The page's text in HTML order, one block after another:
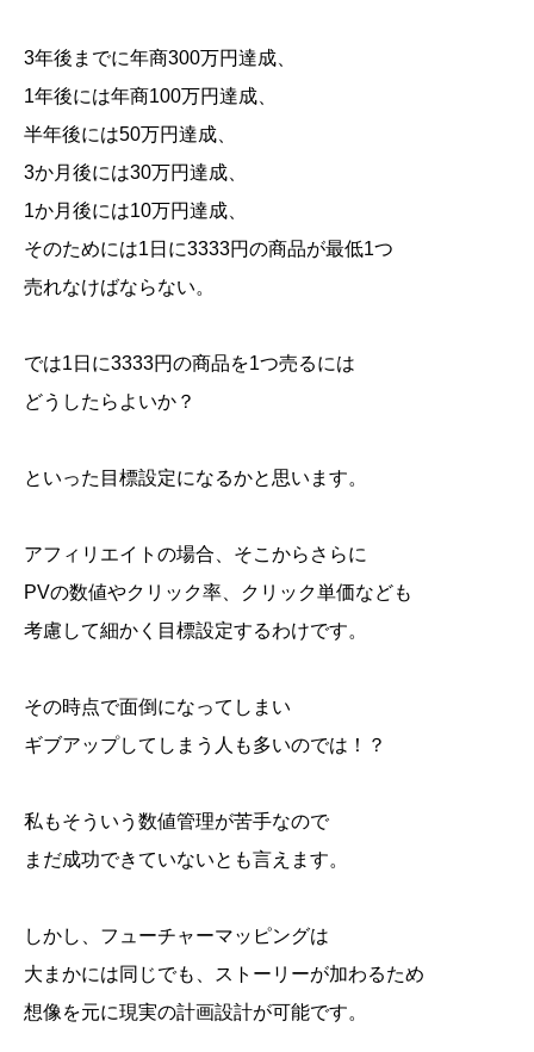
3年後までに年商300万円達成、
1年後には年商100万円達成、
半年後には50万円達成、
3か月後には30万円達成、
1か月後には10万円達成、
そのためには1日に3333円の商品が最低1つ
売れなけばならない。
では1日に3333円の商品を1つ売るには
どうしたらよいか？
といった目標設定になるかと思います。
アフィリエイトの場合、そこからさらに
PVの数値やクリック率、クリック単価なども
考慮して細かく目標設定するわけです。
その時点で面倒になってしまい
ギブアップしてしまう人も多いのでは！？
私もそういう数値管理が苦手なので
まだ成功できていないとも言えます。
しかし、フューチャーマッピングは
大まかには同じでも、ストーリーが加わるため
想像を元に現実の計画設計が可能です。